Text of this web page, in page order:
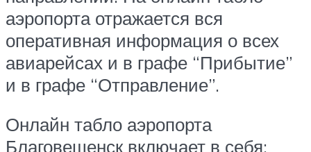
аэропорта отражается вся
оперативная информация о всех
авиарейсах и в графе “Прибытие”
и в графе “Отправление”.
Онлайн табло аэропорта
Благовещенск включает в себя: